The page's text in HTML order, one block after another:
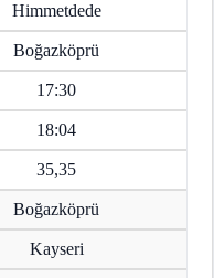
Himmetdede
Boğazköprü
17:30
18:04
35,35
Boğazköprü
Kayseri